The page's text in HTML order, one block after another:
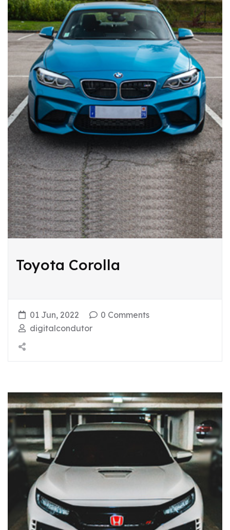
Toyota Corolla
01 Jun, 2022
0 Comments
digitalcondutor